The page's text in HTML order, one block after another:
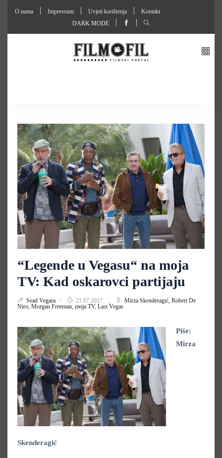
O nama Impressum Uvjeti korištenja
Kontakt
DARK MODE
“Legende u Vegasu“ na moja
TV: Kad oskarovci partijaju
Sead Vegara 21.07.2017. Mirza Skenderagić, Robert De
Niro, Morgan Freeman, moja TV, Last Vegas
Piše:
Mirza
Skenderagić